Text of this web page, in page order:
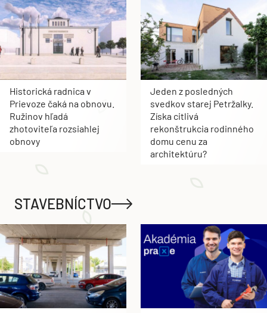
Historická radnica v
Prievoze čaká na obnovu.
Ružinov hľadá
zhotoviteľa rozsiahlej
obnovy
Jeden z posledných
svedkov starej Petržalky.
Získa citlivá
rekonštrukcia rodinného
domu cenu za
architektúru?
STAVEBNÍCTVO